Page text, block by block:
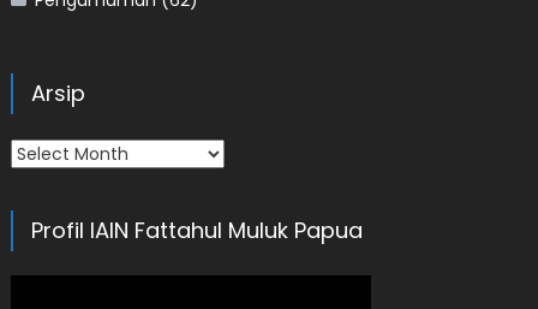
Arsip
Arsip
Profil IAIN Fattahul Muluk Papua